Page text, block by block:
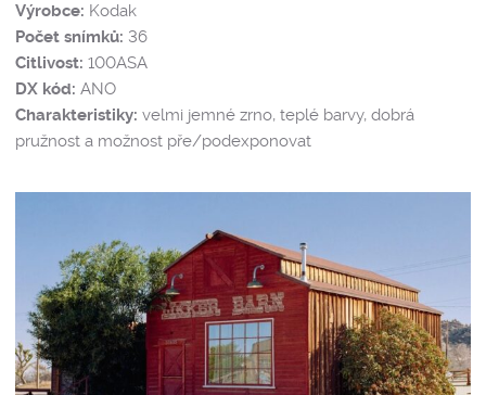
Výrobce: Kodak
Počet snímků: 36
Citlivost: 100ASA
DX kód: ANO
Charakteristiky:velmi jemné zrno, teplé barvy, dobrá
pružnost a možnost pře/podexponovat